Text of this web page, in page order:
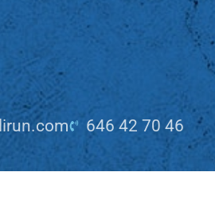
646 42 70 46